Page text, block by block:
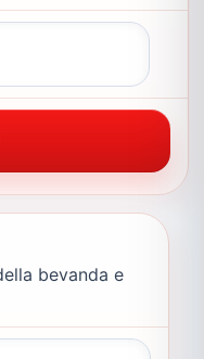
bevanda e